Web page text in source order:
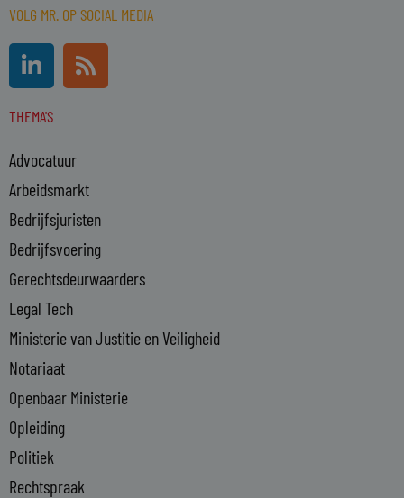
VOLG MR. OP SOCIAL MEDIA
L
i
n
k
d
i
n
-
i
n
R
s
s
THEMA'S
Advocatuur
Arbeidsmarkt
Bedrijfsjuristen
Bedrijfsvoering
Gerechtsdeurwaarders
Legal Tech
Ministerie van Justitie en Veiligheid
Notariaat
Openbaar Ministerie
Opleiding
Politiek
Rechtspraak